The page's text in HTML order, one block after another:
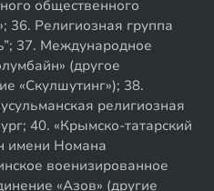
общественного
36. Религиозная группа
37. Международное
(другое
«Скулшутинг»); 38.
религиозная
40. «Крымско-татарский
имени Номана
военизированное
«Азов» (другие